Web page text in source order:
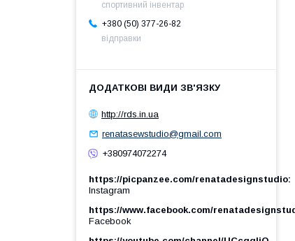
спортивний інвентар
+380 (50) 377-26-82
відправки
http://rds.in.ua
renatasewstudio@gmail.com
+380974072274
https://picpanzee.com/renatadesignstudio
Instagram
https://www.facebook.com/
Facebook